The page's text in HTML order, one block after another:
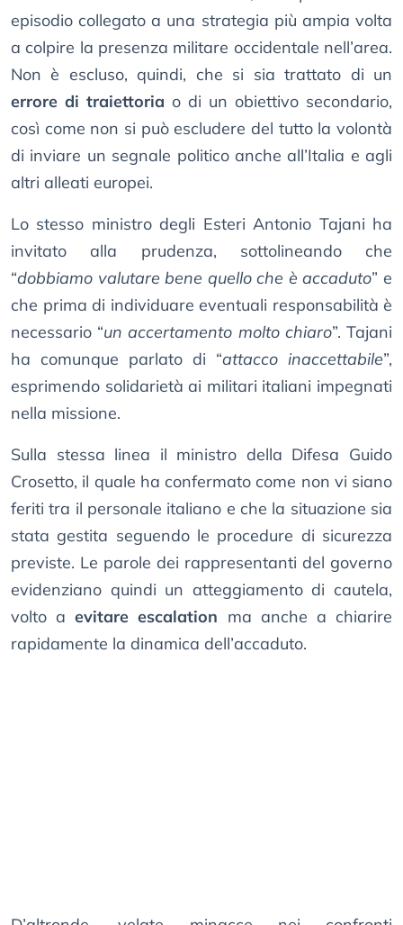
episodio collegato a una strategia più ampia volta
a colpire la presenza militare occidentale nell’area.
Non è escluso, quindi, che si sia trattato di un
errore di traiettoria o di un obiettivo secondario,
così come non si può escludere del tutto la volontà
di inviare un segnale politico anche all’Italia e agli
altri alleati europei.
Lo stesso ministro degli Esteri Antonio Tajani ha
invitato alla prudenza, sottolineando che
“dobbiamo valutare bene quello che è accaduto” e
che prima di individuare eventuali responsabilità è
necessario “un accertamento molto chiaro”. Tajani
ha comunque parlato di “attacco inaccettabile”,
esprimendo solidarietà ai militari italiani impegnati
nella missione.
Sulla stessa linea il ministro della Difesa Guido
Crosetto, il quale ha confermato come non vi siano
feriti tra il personale italiano e che la situazione sia
stata gestita seguendo le procedure di sicurezza
previste. Le parole dei rappresentanti del governo
evidenziano quindi un atteggiamento di cautela,
volto aevitare escalation ma anche a chiarire
rapidamente la dinamica dell’accaduto.